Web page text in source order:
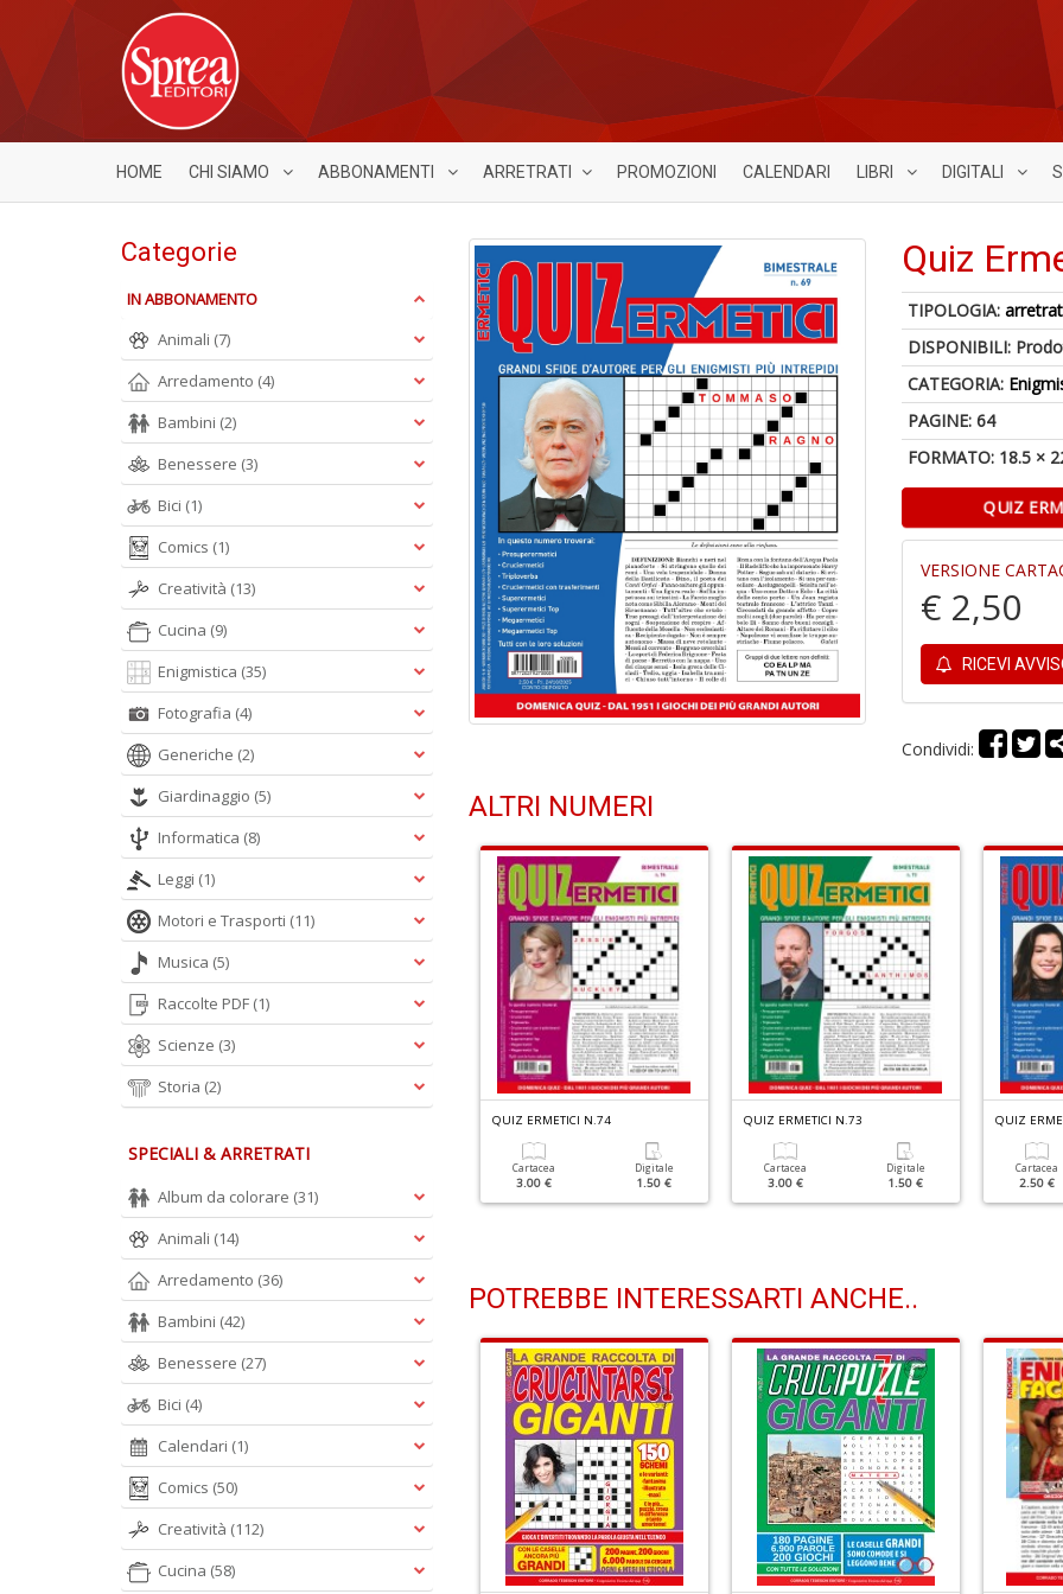
HOME CHI SIAMO ABBONAMENTI ARRETRATI PROMOZIONI CALENDARI LIBRI DIGITALI
Quiz
TIPOLOGIA:
DISPONIBILI:
CATEGORIA:
PAGINE: 64
FORMATO: 18.5 ×
QUIZ
VERSIONE
€ 2,50
RICEVI
Condividi:
ALTRI NUMERI
QUIZ ERMETICI N.74
Cartacea
3.00 €
Digitale
1.50 €
QUIZ ERMETICI N.73
Cartacea
3.00 €
Digitale
1.50 €
QUIZ
Cartacea
2.50 €
POTREBBE INTERESSARTI ANCHE..
Categorie
IN ABBONAMENTO
Animali (7)
Arredamento (4)
Bambini (2)
Benessere (3)
Bici (1)
Comics (1)
Creatività (13)
Cucina (9)
Enigmistica (35)
Fotografia (4)
Generiche (2)
Giardinaggio (5)
Informatica (8)
Leggi (1)
Motori e Trasporti (11)
Musica (5)
Raccolte PDF (1)
Scienze (3)
Storia (2)
SPECIALI & ARRETRATI
Album da colorare (31)
Animali (14)
Arredamento (36)
Bambini (42)
Benessere (27)
Bici (4)
Calendari (1)
Comics (50)
Creatività (112)
Cucina (58)